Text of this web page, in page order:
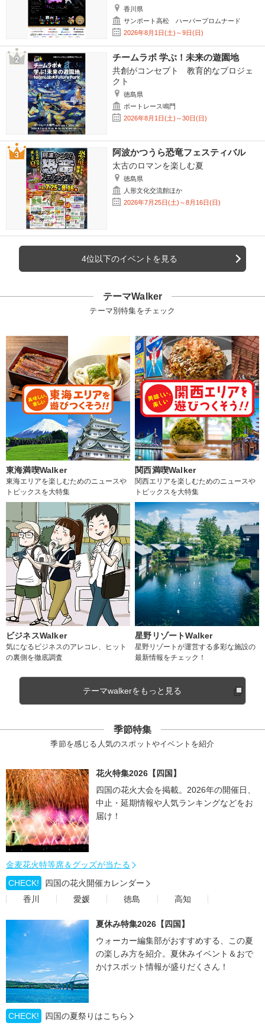
香川県
サンポート高松 ハーバープロムナード
2026年8月1日(土)～9日(日)
チームラボ 学ぶ！未来の遊園地
共創がコンセプト 教育的なプロジェ
クト
徳島県
ボートレース鳴門
2026年8月1日(土)～30日(日)
阿波かつうら恐竜フェスティバル
太古のロマンを楽しむ夏
徳島県
人形文化交流館ほか
2026年7月25日(土)～8月16日(日)
4位以下のイベントを見る
テーマWalker
テーマ別特集をチェック
東海満喫Walker
東海エリアを楽しむためのニュースや
トピックスを大特集
関西満喫Walker
関西エリアを楽しむためのニュースや
トピックスを大特集
ビジネスWalker
気になるビジネスのアレコレ、ヒット
の裏側を徹底調査
星野リゾートWalker
星野リゾートが運営する多彩な施設の
最新情報をチェック！
テーマwalkerをもっと見る
季節特集
季節を感じる人気のスポットやイベントを紹介
花火特集2026【四国】
四国の花火大会を掲載。2026年の開催日、
中止・延期情報や人気ランキングなどをお
届け！
金麦花火特等席＆グッズが当たる
CHECK!
四国の花火開催カレンダー
香川
愛媛 徳島 高知
夏休み特集2026【四国】
ウォーカー編集部がおすすめする、この夏
の楽しみ方を紹介。夏休みイベント＆おで
かけスポット情報が盛りだくさん！
CHECK!
四国の夏祭りはこちら